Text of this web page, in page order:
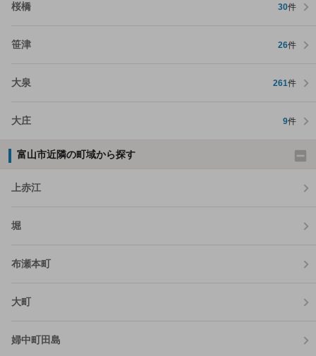
桜橋 30件
笹津 26件
大泉 261件
大庄 9件
富山市近隣の町域から探す
上赤江
堀
布瀬本町
大町
婦中町田島